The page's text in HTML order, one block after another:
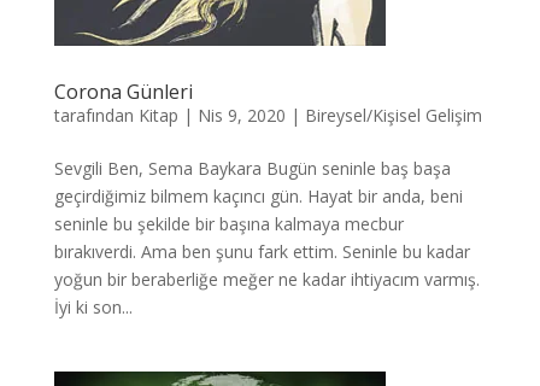
Corona Günleri
tarafından Kitap | Nis 9, 2020 | Bireysel/Kişisel Gelişim
Sevgili Ben, Sema Baykara Bugün seninle baş başa
geçirdiğimiz bilmem kaçıncı gün. Hayat bir anda, beni
seninle bu şekilde bir başına kalmaya mecbur
bırakıverdi. Ama ben şunu fark ettim. Seninle bu kadar
yoğun bir beraberliğe meğer ne kadar ihtiyacım varmış.
İyi ki son...